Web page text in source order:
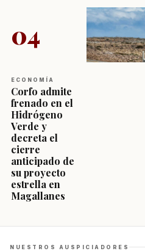
04
ECONOMÍA
Corfo admite
frenado en el
Hidrógeno
Verde y
decreta el
cierre
anticipado de
su proyecto
estrella en
Magallanes
NUESTROS AUSPICIADORES